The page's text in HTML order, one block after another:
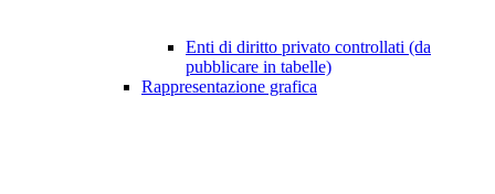
Enti di diritto privato controllati (da
pubblicare in tabelle)
Rappresentazione grafica